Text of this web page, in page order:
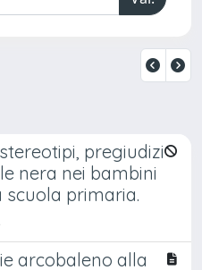
pregiudizi
nera nei bambini
scuola primaria.
arcobaleno alla